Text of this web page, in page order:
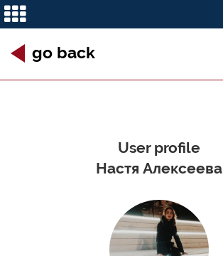
go back
User profile
Настя Алексеева